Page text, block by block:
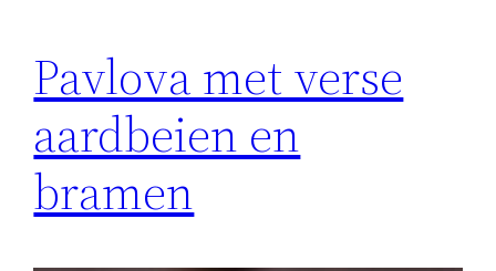
Pavlova met verse
aardbeien en
bramen